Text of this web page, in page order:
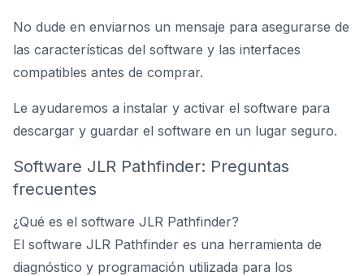
No dude en enviarnos un mensaje para asegurarse de
las características del software y las interfaces
compatibles antes de comprar.
Le ayudaremos a instalar y activar el software para
descargar y guardar el software en un lugar seguro.
Software JLR Pathfinder: Preguntas
frecuentes
¿Qué es el software JLR Pathfinder?
El software JLR Pathfinder es una herramienta de
diagnóstico y programación utilizada para los